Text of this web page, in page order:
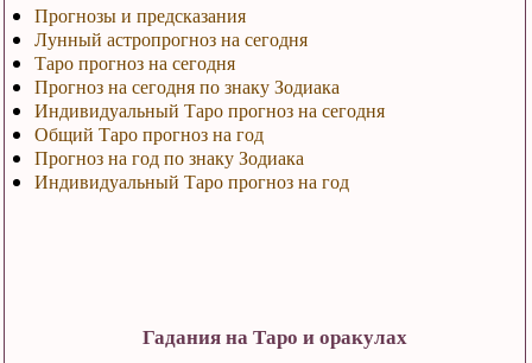
Прогнозы и предсказания
Лунный астропрогноз на сегодня
Таро прогноз на сегодня
Прогноз на сегодня по знаку Зодиака
Индивидуальный Таро прогноз на сегодня
Общий Таро прогноз на год
Прогноз на год по знаку Зодиака
Индивидуальный Таро прогноз на год
Гадания на Таро и оракулах